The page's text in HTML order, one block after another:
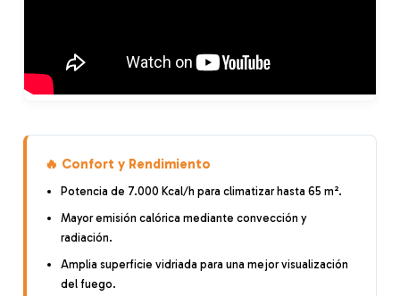
🔥 Confort y Rendimiento
Potencia de 7.000 Kcal/h para climatizar hasta 65 m².
Mayor emisión calórica mediante convección y
radiación.
Amplia superficie vidriada para una mejor visualización
del fuego.